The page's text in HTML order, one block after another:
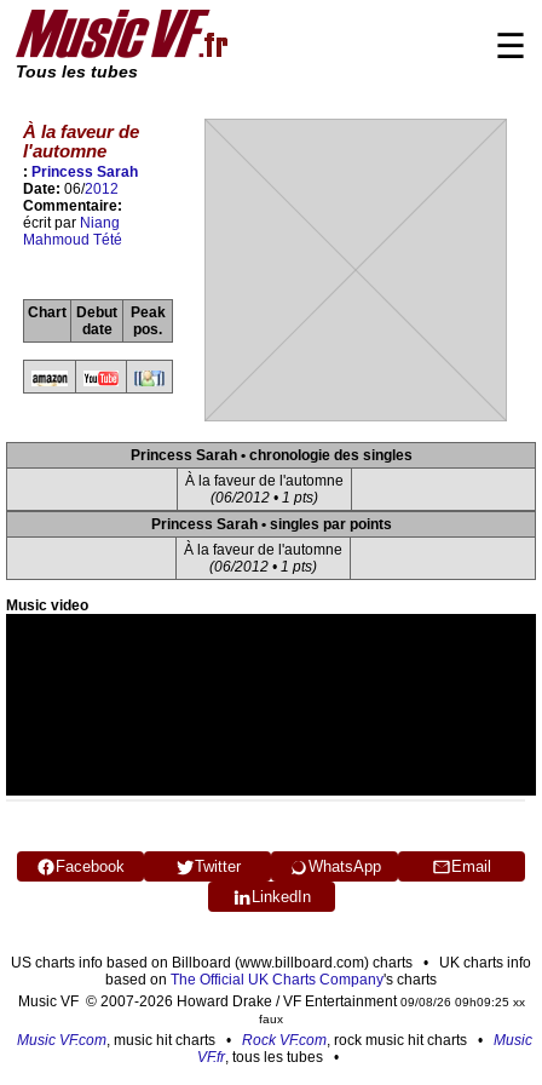
Tous les tubes
☰
À la faveur de
l'automne
: Princess Sarah
Date: 06/2012
Commentaire:
écrit par Niang
Mahmoud Tété
Chart
Debut
date
Peak
pos.
Princess Sarah • chronologie des singles
À la faveur de l'automne
(06/2012 • 1 pts)
Princess Sarah • singles par points
À la faveur de l'automne
(06/2012 • 1 pts)
Music video
Facebook Twitter WhatsApp
Email
LinkedIn
US charts info based on Billboard (www.billboard.com) charts • UK charts info
based on The Official UK Charts Company's charts
Music VF © 2007-2026 Howard Drake / VF Entertainment09/08/26 09h09:25 xx
faux
Music VF.com, music hit charts • Rock VF.com, rock music hit charts • Music
VF.fr, tous les tubes •